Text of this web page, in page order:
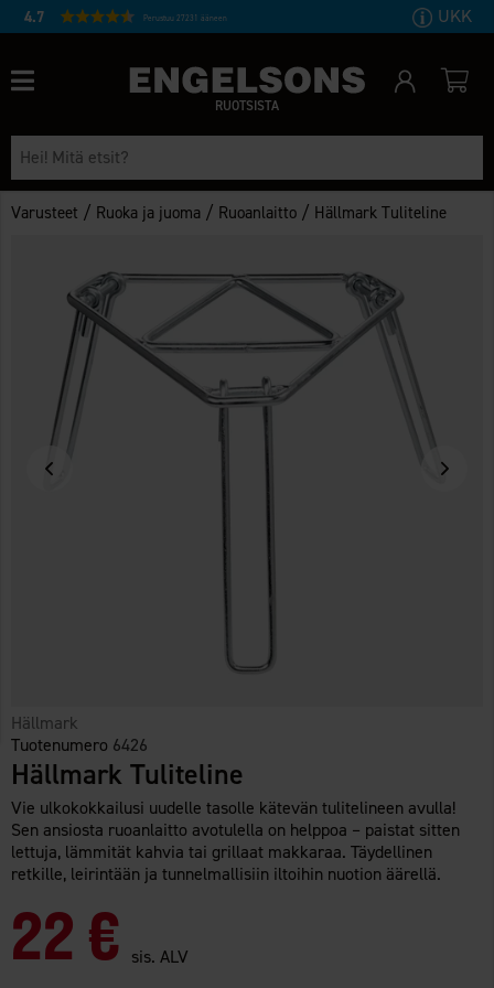
4.7 Perustuu 27231 ääneen UKK
RUOTSISTA
Varusteet / Ruoka ja juoma / Ruoanlaitto / Hällmark Tuliteline
Hällmark
Tuotenumero 6426
Hällmark Tuliteline
Vie ulkokokkailusi uudelle tasolle kätevän tulitelineen avulla!
Sen ansiosta ruoanlaitto avotulella on helppoa – paistat sitten
lettuja, lämmität kahvia tai grillaat makkaraa. Täydellinen
retkille, leirintään ja tunnelmallisiin iltoihin nuotion äärellä.
22 € sis. ALV